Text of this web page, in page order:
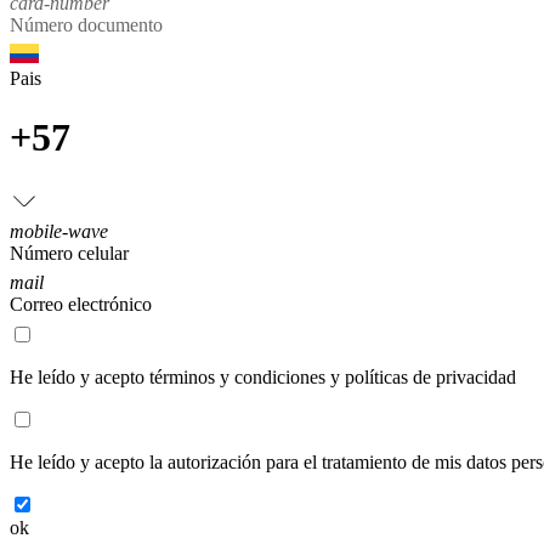
Número documento
Pais
+57
mobile-wave
Número celular
mail
Correo electrónico
He leído y acepto términos y condiciones y políticas de privacidad
He leído y acepto la autorización para el tratamiento de mis datos
ok